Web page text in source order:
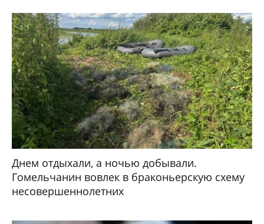
Днем отдыхали, а ночью добывали.
Гомельчанин вовлек в браконьерскую схему
несовершеннолетних